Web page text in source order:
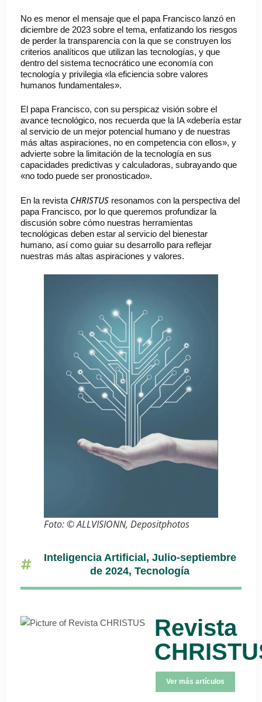
No es menor el mensaje que el papa Francisco lanzó en
diciembre de 2023 sobre el tema, enfatizando los riesgos
de perder la transparencia con la que se construyen los
criterios analíticos que utilizan las tecnologías, y que
dentro del sistema tecnocrático une economía con
tecnología y privilegia «la eficiencia sobre valores
humanos fundamentales».
El papa Francisco, con su perspicaz visión sobre el
avance tecnológico, nos recuerda que la IA «debería estar
al servicio de un mejor potencial humano y de nuestras
más altas aspiraciones, no en competencia con ellos», y
advierte sobre la limitación de la tecnología en sus
capacidades predictivas y calculadoras, subrayando que
«no todo puede ser pronosticado».
En la revista CHRISTUS resonamos con la perspectiva del
papa Francisco, por lo que queremos profundizar la
discusión sobre cómo nuestras herramientas
tecnológicas deben estar al servicio del bienestar
humano, así como guiar su desarrollo para reflejar
nuestras más altas aspiraciones y valores.
Foto: © ALLVISIONN, Depositphotos
Inteligencia Artificial , Julio-septiembre
de 2024, Tecnología
Revista
Ver más artículos